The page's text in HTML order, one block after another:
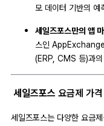
모 데이터 기반의 예
세일즈포스만의 앱
스인
(ERP, CMS 등)과의
세일즈포스 요금제 가격
세일즈포스는 다양한 요금